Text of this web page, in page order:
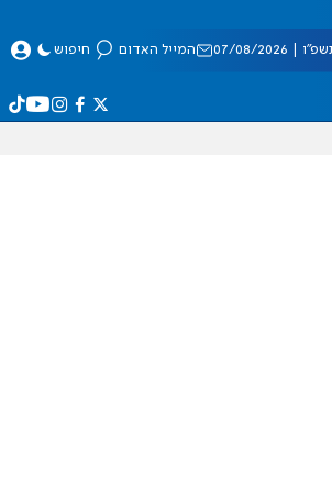
08/2026 המייל האדום חיפוש